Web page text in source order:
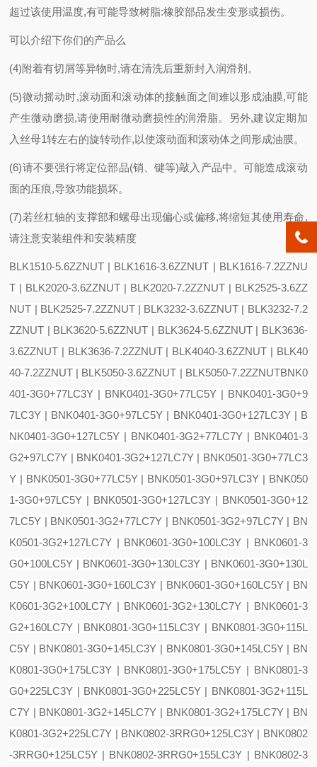
超过该使用温度,有可能导致树脂:橡胶部品发生变形或损伤。
可以介绍下你们的产品么
(4)附着有切屑等异物时,请在清洗后重新封入润滑剂。
(5)微动摇动时,滚动面和滚动体的接触面之间难以形成油膜,可能
产生微动磨损,请使用耐微动磨损性的润滑脂。另外,建议定期加
入丝母1转左右的旋转动作,以使滚动面和滚动体之间形成油膜。
(6)请不要强行将定位部品(销、键等)敲入产品中。可能造成滚动
面的压痕,导致功能损坏。
(7)若丝杠轴的支撑部和螺母出现偏心或偏移,将缩短其使用寿命,
请注意安装组件和安装精度
BLK1510-5.6ZZNUT | BLK1616-3.6ZZNUT | BLK1616-7.2ZZNU
T | BLK2020-3.6ZZNUT | BLK2020-7.2ZZNUT | BLK2525-3.6ZZ
NUT | BLK2525-7.2ZZNUT | BLK3232-3.6ZZNUT | BLK3232-7.2
ZZNUT | BLK3620-5.6ZZNUT | BLK3624-5.6ZZNUT | BLK3636-
3.6ZZNUT | BLK3636-7.2ZZNUT | BLK4040-3.6ZZNUT | BLK40
40-7.2ZZNUT | BLK5050-3.6ZZNUT | BLK5050-7.2ZZNUTBNK0
401-3G0+77LC3Y | BNK0401-3G0+77LC5Y | BNK0401-3G0+9
7LC3Y | BNK0401-3G0+97LC5Y | BNK0401-3G0+127LC3Y | B
NK0401-3G0+127LC5Y | BNK0401-3G2+77LC7Y | BNK0401-3
G2+97LC7Y | BNK0401-3G2+127LC7Y | BNK0501-3G0+77LC3
Y | BNK0501-3G0+77LC5Y | BNK0501-3G0+97LC3Y | BNK050
1-3G0+97LC5Y | BNK0501-3G0+127LC3Y | BNK0501-3G0+12
7LC5Y | BNK0501-3G2+77LC7Y | BNK0501-3G2+97LC7Y | BN
K0501-3G2+127LC7Y | BNK0601-3G0+100LC3Y | BNK0601-3
G0+100LC5Y | BNK0601-3G0+130LC3Y | BNK0601-3G0+130L
C5Y | BNK0601-3G0+160LC3Y | BNK0601-3G0+160LC5Y | BN
K0601-3G2+100LC7Y | BNK0601-3G2+130LC7Y | BNK0601-3
G2+160LC7Y | BNK0801-3G0+115LC3Y | BNK0801-3G0+115L
C5Y | BNK0801-3G0+145LC3Y | BNK0801-3G0+145LC5Y | BN
K0801-3G0+175LC3Y | BNK0801-3G0+175LC5Y | BNK0801-3
G0+225LC3Y | BNK0801-3G0+225LC5Y | BNK0801-3G2+115L
C7Y | BNK0801-3G2+145LC7Y | BNK0801-3G2+175LC7Y | BN
K0801-3G2+225LC7Y | BNK0802-3RRG0+125LC3Y | BNK0802
-3RRG0+125LC5Y | BNK0802-3RRG0+155LC3Y | BNK0802-3